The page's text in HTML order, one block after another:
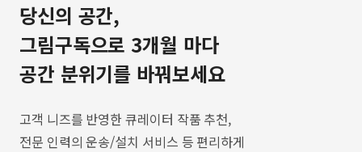
당신의 공간,
그림구독으로 3개월 마다
공간 분위기를 바꿔보세요
고객 니즈를 반영한 큐레이터 작품 추천,
전문 인력의 운송/설치 서비스 등 편리하게